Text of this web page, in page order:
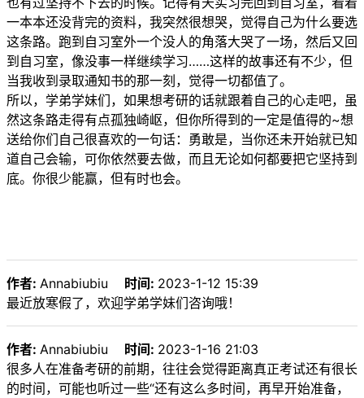
一本本还没背完的资料，我突然很想哭，觉得自己为什么要选
这条路。跑到自习室外一个没人的角落大哭了一场，然后又回
到自习室，像没事一样继续学习……这样的故事还有不少，但
当我收到录取通知书的那一刻，觉得一切都值了。
所以，学弟学妹们，如果想考研的话就跟着自己的心走吧，虽
然这条路走得有点孤独崎岖，但你所得到的一定是值得的~想
送给你们自己很喜欢的一句话：勇敢是，当你还未开始就已知
道自己会输，可你依然要去做，而且无论如何都要把它坚持到
底。你很少能赢，但有时也会。
作者: Annabiubiu 时间: 2023-1-12 15:39
最近放寒假了，欢迎学弟学妹们咨询哦！
作者: Annabiubiu 时间: 2023-1-16 21:03
很多人在准备考研的前期，往往会觉得距离真正考试还有很长
的时间，可能也听过一些“还有这么多时间，再早开始准备，